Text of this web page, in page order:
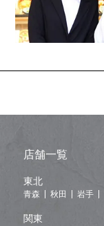
店舗一覧
東北
青森 秋田 岩手
関東